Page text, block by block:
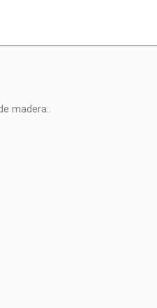
madera..